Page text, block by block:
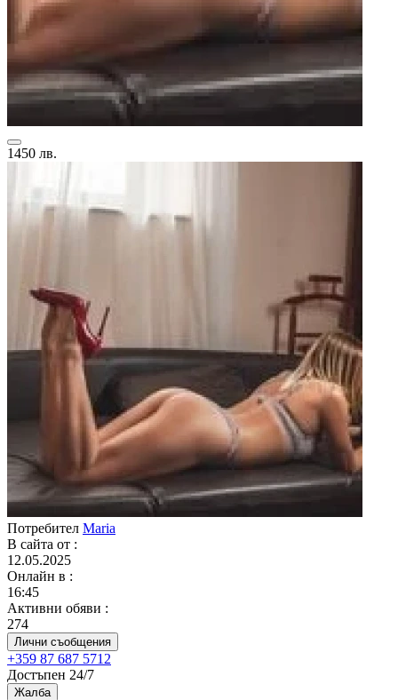
1450 лв.
Потребител Maria
В сайта от :
12.05.2025
Онлайн в :
16:45
Активни обяви :
274
Лични съобщения
+359 87 687 5712
Достъпен 24/7
Жалба